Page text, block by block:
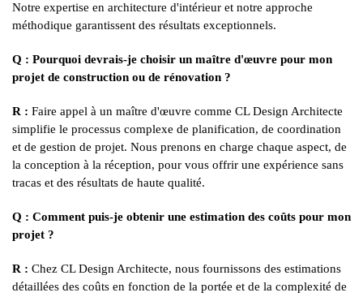
Notre expertise en architecture d'intérieur et notre approche
méthodique garantissent des résultats exceptionnels.
Q : Pourquoi devrais-je choisir un maître d'œuvre pour mon
projet de construction ou de rénovation ?
R : Faire appel à un maître d'œuvre comme CL Design Architecte
simplifie le processus complexe de planification, de coordination
et de gestion de projet. Nous prenons en charge chaque aspect, de
la conception à la réception, pour vous offrir une expérience sans
tracas et des résultats de haute qualité.
Q : Comment puis-je obtenir une estimation des coûts pour mon
projet ?
R : Chez CL Design Architecte, nous fournissons des estimations
détaillées des coûts en fonction de la portée et de la complexité de